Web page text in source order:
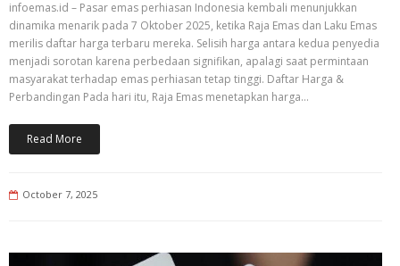
infoemas.id – Pasar emas perhiasan Indonesia kembali menunjukkan
dinamika menarik pada 7 Oktober 2025, ketika Raja Emas dan Laku Emas
merilis daftar harga terbaru mereka. Selisih harga antara kedua penyedia
menjadi sorotan karena perbedaan signifikan, apalagi saat permintaan
masyarakat terhadap emas perhiasan tetap tinggi. Daftar Harga &
Perbandingan Pada hari itu, Raja Emas menetapkan harga…
Read More
October 7, 2025